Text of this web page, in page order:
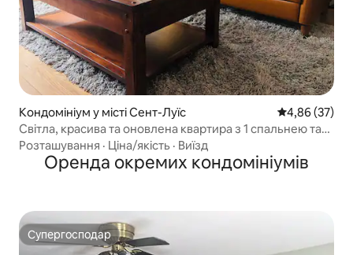
Кондомініум у місті Сент-Луїс Середня
4,86 (37)
Світла, красива та оновлена квартира з 1 спальнею та
1 ванною кімнатою
Розташування · Ціна/якість · Виїзд
Оренда окремих кондомініумів
Супергосподар
Супергосподар